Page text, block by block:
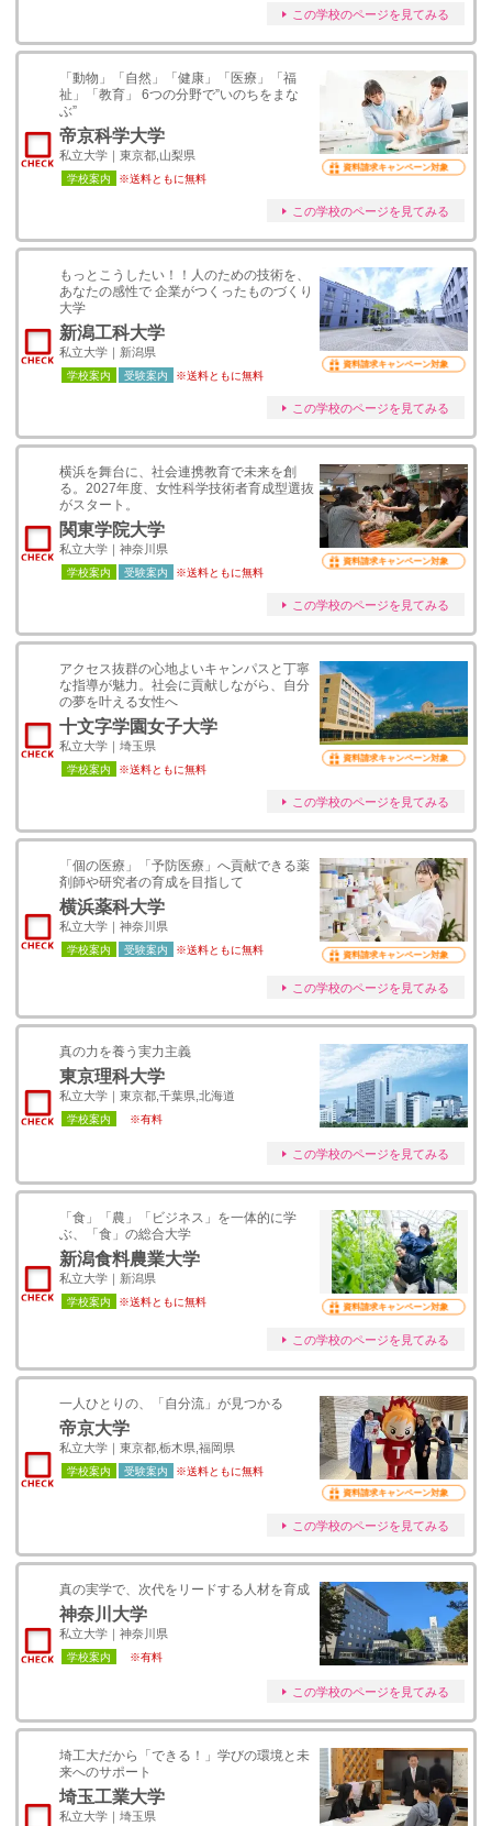
この学校のページを見てみる
「動物」「自然」「健康」「医療」「福
祉」「教育」 6つの分野で”いのちをまな
ぶ”
帝京科学大学
私立大学｜東京都,山梨県
学校案内 ※送料ともに無料
資料請求キャンペーン対象
この学校のページを見てみる
もっとこうしたい！！人のための技術を、
あなたの感性で 企業がつくったものづくり
大学
新潟工科大学
私立大学｜新潟県
学校案内 受験案内 ※送料ともに無料
資料請求キャンペーン対象
この学校のページを見てみる
横浜を舞台に、社会連携教育で未来を創
る。2027年度、女性科学技術者育成型選抜
がスタート。
関東学院大学
私立大学｜神奈川県
学校案内 受験案内 ※送料ともに無料
資料請求キャンペーン対象
この学校のページを見てみる
アクセス抜群の心地よいキャンパスと丁寧
な指導が魅力。社会に貢献しながら、自分
の夢を叶える女性へ
十文字学園女子大学
私立大学｜埼玉県
学校案内 ※送料ともに無料
資料請求キャンペーン対象
この学校のページを見てみる
「個の医療」「予防医療」へ貢献できる薬
剤師や研究者の育成を目指して
横浜薬科大学
私立大学｜神奈川県
学校案内 受験案内 ※送料ともに無料 資料請求キャンペーン対象
この学校のページを見てみる
真の力を養う実力主義
東京理科大学
私立大学｜東京都,千葉県,北海道
学校案内 ※有料
この学校のページを見てみる
「食」「農」「ビジネス」を一体的に学
ぶ、「食」の総合大学
新潟食料農業大学
私立大学｜新潟県
学校案内 ※送料ともに無料 資料請求キャンペーン対象
この学校のページを見てみる
一人ひとりの、「自分流」が見つかる
帝京大学
私立大学｜東京都,栃木県,福岡県
学校案内 受験案内 ※送料ともに無料
資料請求キャンペーン対象
この学校のページを見てみる
真の実学で、次代をリードする⼈材を育成
神奈川大学
私立大学｜神奈川県
学校案内 ※有料
この学校のページを見てみる
埼工大だから「できる！」学びの環境と未
来へのサポート
埼玉工業大学
私立大学｜埼玉県